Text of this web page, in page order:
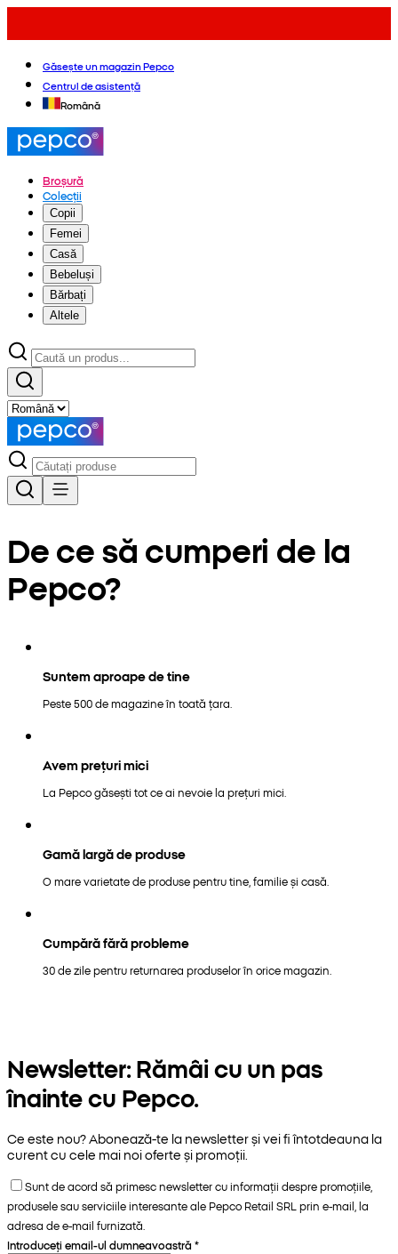
Găsește un magazin Pepco
Centrul de asistență
Română
Broșură
Colecții
Copii
Femei
Casă
Bebeluși
Bărbați
Altele
De ce să cumperi de la
Pepco?
Suntem aproape de tine
Peste 500 de magazine în toată țara.
Avem prețuri mici
La Pepco găsești tot ce ai nevoie la prețuri mici.
Gamă largă de produse
O mare varietate de produse pentru tine, familie și casă.
Cumpără fără probleme
30 de zile pentru returnarea produselor în orice magazin.
Newsletter: Rămâi cu un pas
înainte cu Pepco.
Ce este nou? Abonează-te la newsletter și vei fi întotdeauna la
curent cu cele mai noi oferte și promoții.
Sunt de acord să primesc newsletter cu informații despre promoțiile,
produsele sau serviciile interesante ale Pepco Retail SRL prin e-mail, la
adresa de e-mail furnizată.
Introduceți email-ul dumneavoastră *